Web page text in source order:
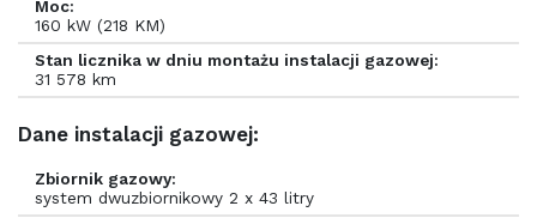
Moc:
160 kW (218 KM)
Stan licznika w dniu montażu instalacji gazowej:
31 578 km
Dane instalacji gazowej:
Zbiornik gazowy:
system dwuzbiornikowy 2 x 43 litry